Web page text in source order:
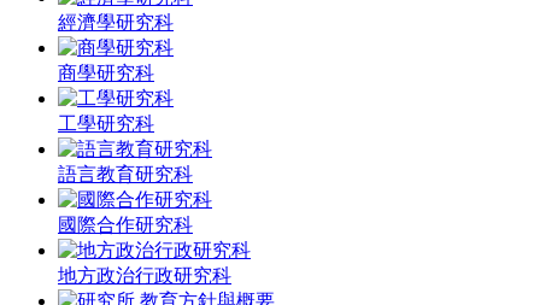
經濟學研究科
商學研究科
工學研究科
語言教育研究科
國際合作研究科
地方政治行政研究科